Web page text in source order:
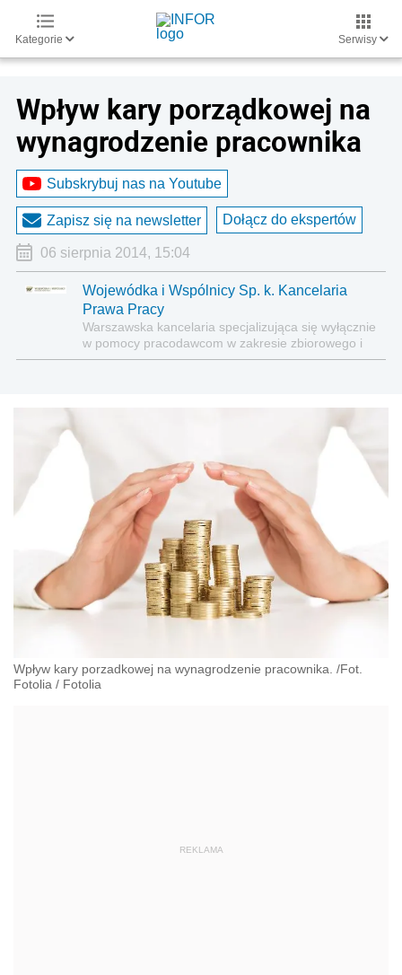
Kategorie Serwisy
Wpływ kary porządkowej na
wynagrodzenie pracownika
Subskrybuj nas na Youtube
Zapisz się na newsletter Dołącz do ekspertów
06 sierpnia 2014, 15:04
Wojewódka i Wspólnicy Sp. k. Kancelaria
Prawa Pracy
Warszawska kancelaria specjalizująca się wyłącznie
w pomocy pracodawcom w zakresie zbiorowego i
indywidualnego prawa pracy oraz świadczeń
Wpływ kary porzadkowej na wynagrodzenie pracownika. /Fot.
Fotolia / Fotolia